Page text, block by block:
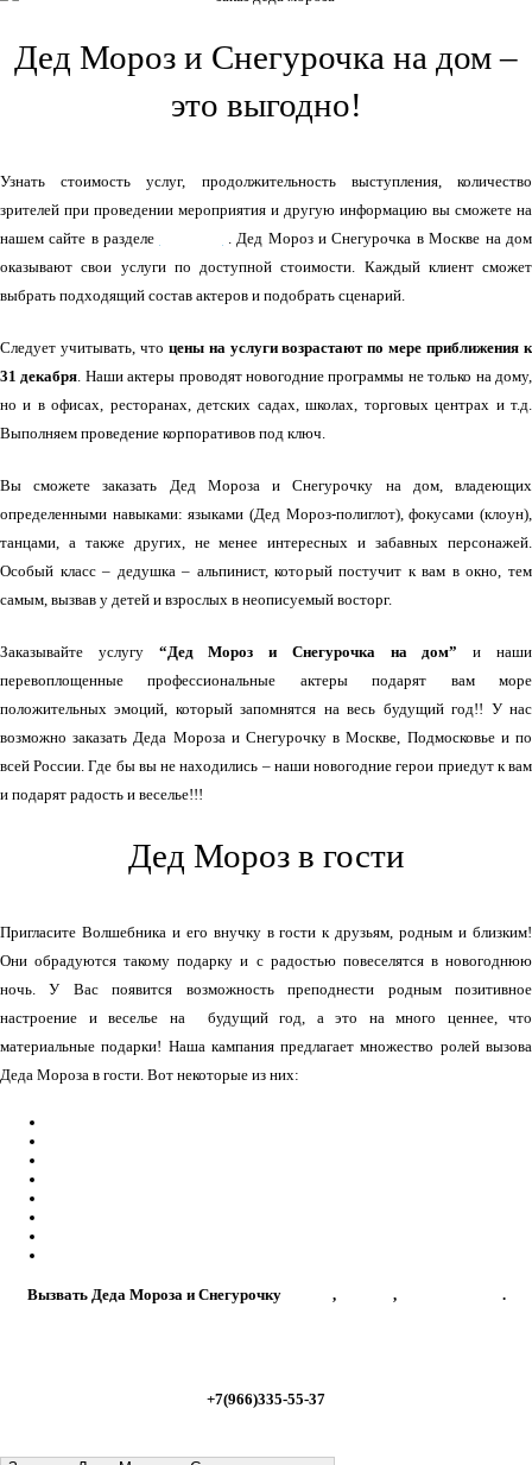
Дед Мороз и Снегурочка на дом –
это выгодно!
Узнать стоимость услуг, продолжительность выступления, количество
зрителей при проведении мероприятия и другую информацию вы сможете на
нашем сайте в разделе
. Дед Мороз и Снегурочка в Москве на дом
оказывают свои услуги по доступной стоимости. Каждый клиент сможет
выбрать подходящий состав актеров и подобрать сценарий.
Следует учитывать, что цены на услуги возрастают по мере приближения к
31 декабря. Наши актеры проводят новогодние программы не только на дому,
но и в офисах, ресторанах, детских садах, школах, торговых центрах и т.д.
Выполняем проведение корпоративов под ключ.
Вы сможете заказать Дед Мороза и Снегурочку на дом, владеющих
определенными навыками: языками (Дед Мороз-полиглот), фокусами (клоун),
танцами, а также других, не менее интересных и забавных персонажей.
Особый класс – дедушка – альпинист, который постучит к вам в окно, тем
самым, вызвав у детей и взрослых в неописуемый восторг.
Заказывайте услугу “Дед Мороз и Снегурочка на дом” и наши
перевоплощенные профессиональные актеры подарят вам море
положительных эмоций, который запомнятся на весь будущий год!! У нас
возможно заказать Деда Мороза и Снегурочку в Москве, Подмосковье и по
всей России. Где бы вы не находились – наши новогодние герои приедут к вам
и подарят радость и веселье!!!
Дед Мороз в гости
Пригласите Волшебника и его внучку в гости к друзьям, родным и близким!
Они обрадуются такому подарку и с радостью повеселятся в новогоднюю
ночь. У Вас появится возможность преподнести родным позитивное
настроение и веселье на будущий год, а это на много ценнее, что
материальные подарки! Наша кампания предлагает множество ролей вызова
Деда Мороза в гости. Вот некоторые из них:
Вызвать Деда Мороза и Снегурочку , , .
+7(966)335-55-37